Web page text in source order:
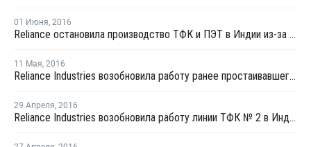
01 Июня, 2016
Reliance остановила производство ТФК и ПЭТ в Индии из-за засухи
11 Мая, 2016
Reliance Industries возобновила работу ранее простаивавшего завода ТФК в Индии
29 Апреля, 2016
Reliance Industries возобновила работу линии ТФК № 2 в Индии